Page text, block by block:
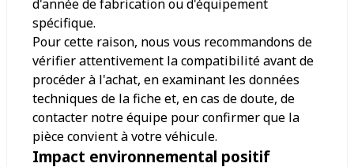
d'année de fabrication ou d'équipement
spécifique.
Pour cette raison, nous vous recommandons de
vérifier attentivement la compatibilité avant de
procéder à l'achat, en examinant les données
techniques de la fiche et, en cas de doute, de
contacter notre équipe pour confirmer que la
pièce convient à votre véhicule.
Impact environnemental positif